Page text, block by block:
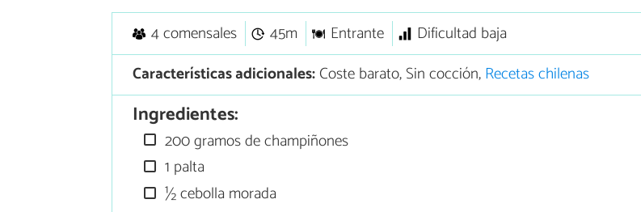
4 comensales 45m Entrante
Dificultad baja
Características adicionales:Coste barato, Sin cocción,Recetas chilenas
Ingredientes:
200 gramos de champiñones
1 palta
½ cebolla morada